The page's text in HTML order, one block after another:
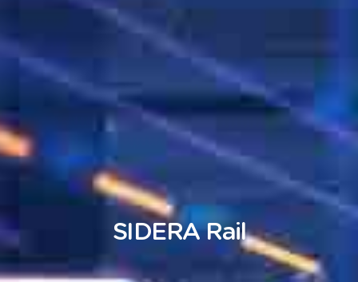
SIDERA Rail